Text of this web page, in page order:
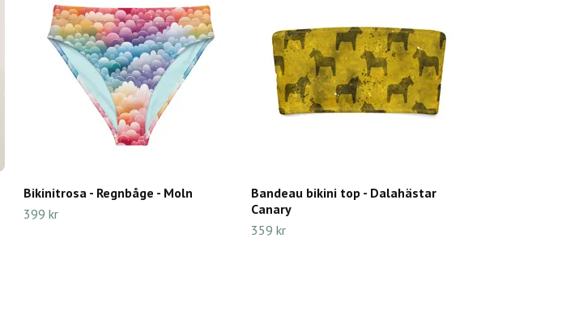
Bikinitrosa - Regnbåge - Moln
399 kr
Bandeau bikini top - Dalahästar
Canary
359 kr